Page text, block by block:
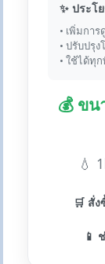
✨ ประโ
• เพิ่มกา
• ปรับปรุ
• ใช้ได้ทุ
💰 ข
💧
🛒 สั่
📱